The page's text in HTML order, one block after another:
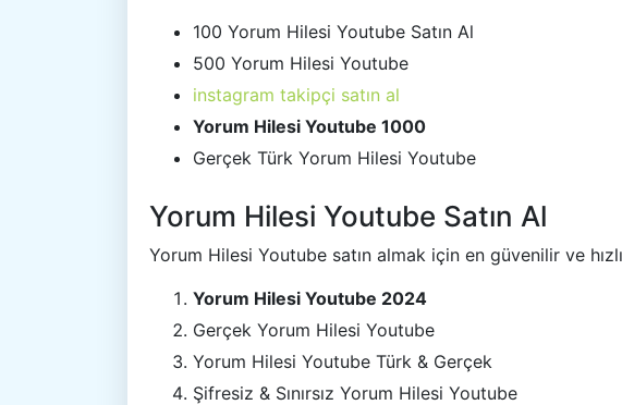
100 Yorum Hilesi Youtube Satın Al
500 Yorum Hilesi Youtube
instagram takipçi satın al
Yorum Hilesi Youtube 1000
Gerçek Türk Yorum Hilesi Youtube
Yorum Hilesi Youtube Satın Al
Yorum Hilesi Youtube satın almak için en güvenilir ve
Yorum Hilesi Youtube 2024
Gerçek Yorum Hilesi Youtube
Yorum Hilesi Youtube Türk & Gerçek
Şifresiz & Sınırsız Yorum Hilesi Youtube